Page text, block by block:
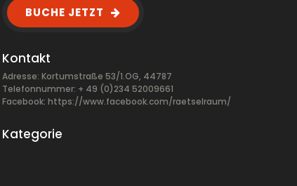
BUCHE JETZT
Kontakt
Adresse: Kortumstraße 53/1.OG, 44787
Telefonnummer: + 49 (0)234 52009661
Facebook: https://www.facebook.com/raetselraum/
Kategorie